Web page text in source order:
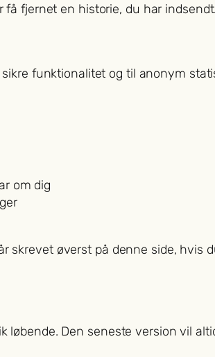
fjernet en historie, du har indsendt.
funktionalitet og til anonym
om dig
skrevet øverst på denne side, hvis
løbende. Den seneste version vil